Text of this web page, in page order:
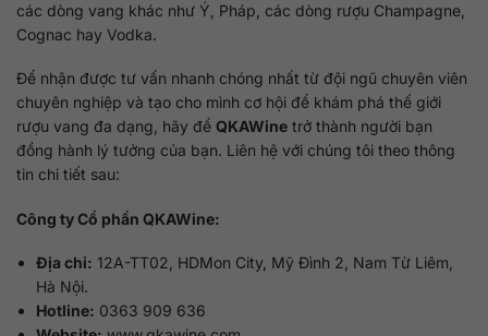
các dòng vang khác như Ý, Pháp, các dòng rượu Champagne,
Cognac hay Vodka.
Để nhận được tư vấn nhanh chóng nhất từ đội ngũ chuyên viên
chuyên nghiệp và tạo cho mình cơ hội để khám phá thế giới
rượu vang đa dạng, hãy để QKAWine trở thành người bạn
đồng hành lý tưởng của bạn. Liên hệ với chúng tôi theo thông
tin chi tiết sau:
Công ty Cổ phần QKAWine:
Địa chỉ: 12A-TT02, HDMon City, Mỹ Đình 2, Nam Từ Liêm,
Hà Nội.
Hotline: 0363 909 636